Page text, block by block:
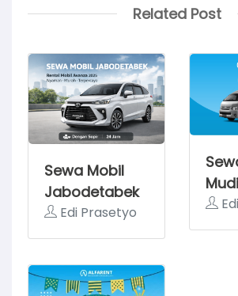
Related Post
Sewa Mobil
Jabodetabek
Edi Prasetyo